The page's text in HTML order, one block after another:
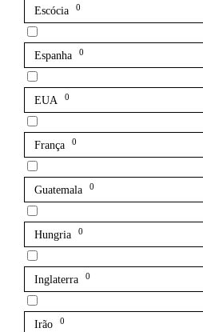
Escócia 0
Espanha 0
EUA 0
França 0
Guatemala 0
Hungria 0
Inglaterra 0
Irão 0